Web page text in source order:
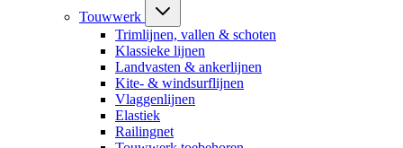
Touwwerk
Trimlijnen, vallen & schoten
Klassieke lijnen
Landvasten & ankerlijnen
Kite- & windsurflijnen
Vlaggenlijnen
Elastiek
Railingnet